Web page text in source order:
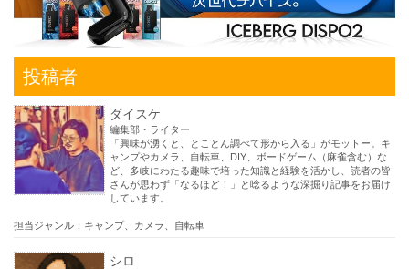
投稿者
ダイスケ
編集部・ライター
「興味が湧くと、とことん調べて形から入る」がモットー。キ
ャンプやカメラ、自転車、DIY、ボードゲーム（麻雀含む）な
ど、多岐にわたる趣味で培った知識と経験を活かし、読者の皆
さんが思わず「なるほど！」と唸るような深掘り記事をお届け
しています。
担当ジャンル：キャンプ、カメラ、自転車
シロ